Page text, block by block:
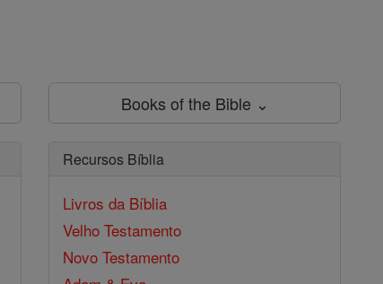
Books of the Bible ⌄
Recursos Bíblia
Livros da Bíblia
Velho Testamento
Novo Testamento